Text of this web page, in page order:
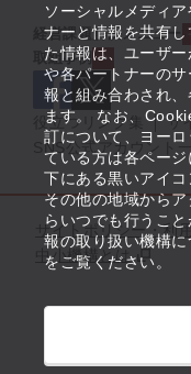
ソーシャルメディ
ナーと情報を共有
た情報は、ユーザ
や各パートナーの
報と組み合わされ
ます。 なお、
訂について、ヨー
ている方は各ペー
下にある黒いアイ
その他の地域から
らいつでも行うこ
報の取り扱い機構
をご覧ください。
経営課題解決メニュー
取組事例
役立つリンク集 サ
SNS公式アカウント
サイトポリシー・利
中小機構とは